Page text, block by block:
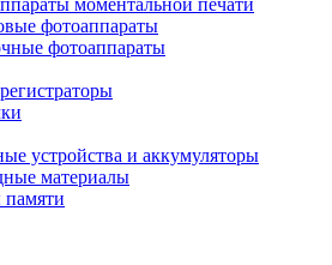
моментальной печати
фотоаппараты
фотоаппараты
устройства и аккумуляторы
материалы